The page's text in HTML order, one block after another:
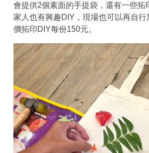
會提供2個素面的手提袋，還有一些拓
家人也有興趣DIY，現場也可以再自行
價拓印DIY每份150元。